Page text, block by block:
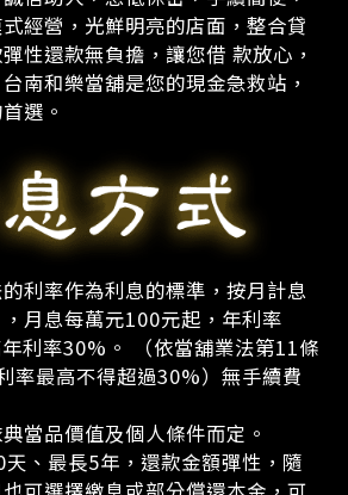
經營，光鮮明亮的店面，整合貸
性還款無負擔，讓您借 款放心，
南和樂當舖是您的現金急救站，
選。
利率作為利息的標準，按月計息
，月息每萬元100元起，年利率
利率30%。 （依當舖業法第11條
率最高不得超過30%）無手續費
當品價值及個人條件而定。
、最長5年，還款金額彈性，隨